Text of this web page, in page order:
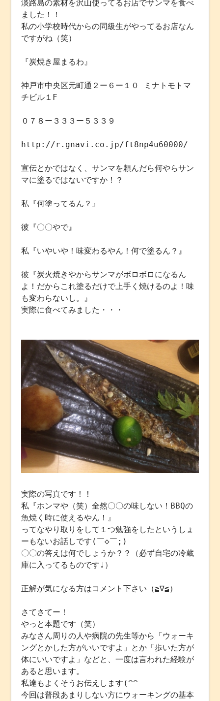
淡路島の素材を沢山使ってるお店でサンマを食べ
ました！！
私の小学校時代からの同級生がやってるお店なん
ですがね（笑）
『炭焼き屋まるわ』
神戸市中央区元町通２ー６ー１０ ミナトモトマ
チビル１F
０７８ー３３３ー５３３９
http://r.gnavi.co.jp/ft8np4u60000/
宣伝とかではなく、サンマを頼んだら何やらサン
マに塗るではないですか！？
私『何塗ってるん？』
彼『〇〇やで』
私『いやいや！味変わるやん！何で塗るん？』
彼『炭火焼きやからサンマがボロボロになるん
よ！だからこれ塗るだけで上手く焼けるのよ！味
も変わらないし。』
実際に食べてみました・・・
実際の写真です！！
私『ホンマや（笑）全然〇〇の味しない！BBQの
魚焼く時に使えるやん！』
ってなやり取りをして１つ勉強をしたというしょ
ーもないお話しです(￣◇￣;)
〇〇の答えは何でしょうか？？（必ず自宅の冷蔵
庫に入ってるものです♩）
正解が気になる方はコメント下さい（≧∇≦）
さてさてー！
やっと本題です（笑）
みなさん周りの人や病院の先生等から「ウォーキ
ングとかした方がいいですよ」とか「歩いた方が
体にいいですよ」などと、一度は言われた経験が
あると思います。
私達もよくそうお伝えします(^^
今回は普段あまりしない方にウォーキングの基本